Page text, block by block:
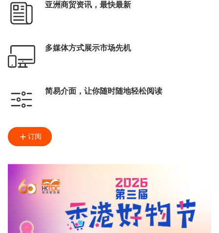
亚洲商贸资讯，最快最新
多媒体方式展示市场先机
简易介面，让你随时随地轻松阅读
订阅